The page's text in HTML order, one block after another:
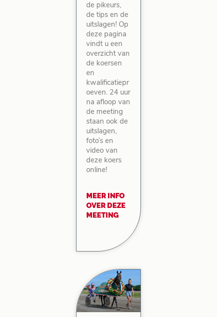
de pikeurs,
de tips en de
uitslagen! Op
deze pagina
vindt u een
overzicht van
de koersen
en
kwalificatiepr
oeven. 24 uur
na afloop van
de meeting
staan ook de
uitslagen,
foto’s en
video van
deze koers
online!
MEER INFO
OVER DEZE
MEETING